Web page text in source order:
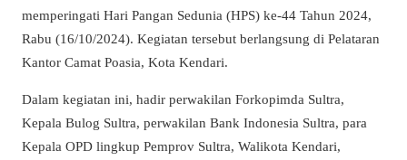
memperingati Hari Pangan Sedunia (HPS) ke-44 Tahun 2024,
Rabu (16/10/2024). Kegiatan tersebut berlangsung di Pelataran
Kantor Camat Poasia, Kota Kendari.
Dalam kegiatan ini, hadir perwakilan Forkopimda Sultra,
Kepala Bulog Sultra, perwakilan Bank Indonesia Sultra, para
Kepala OPD lingkup Pemprov Sultra, Walikota Kendari,